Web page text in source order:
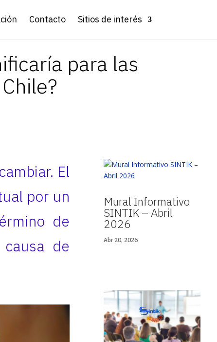
Contacto Sitios de interés
para las
El
por un
de
de
Mural Informativo
SINTIK – Abril
2026
Abr 20, 2026